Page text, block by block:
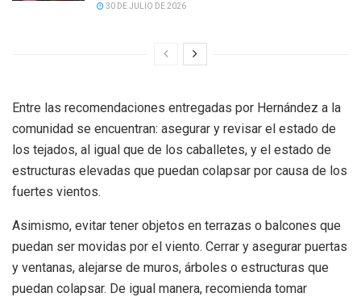
30 DE JULIO DE 2026
Entre las recomendaciones entregadas por Hernández a la
comunidad se encuentran: asegurar y revisar el estado de
los tejados, al igual que de los caballetes, y el estado de
estructuras elevadas que puedan colapsar por causa de los
fuertes vientos.
Asimismo, evitar tener objetos en terrazas o balcones que
puedan ser movidas por el viento. Cerrar y asegurar puertas
y ventanas, alejarse de muros, árboles o estructuras que
puedan colapsar. De igual manera, recomienda tomar